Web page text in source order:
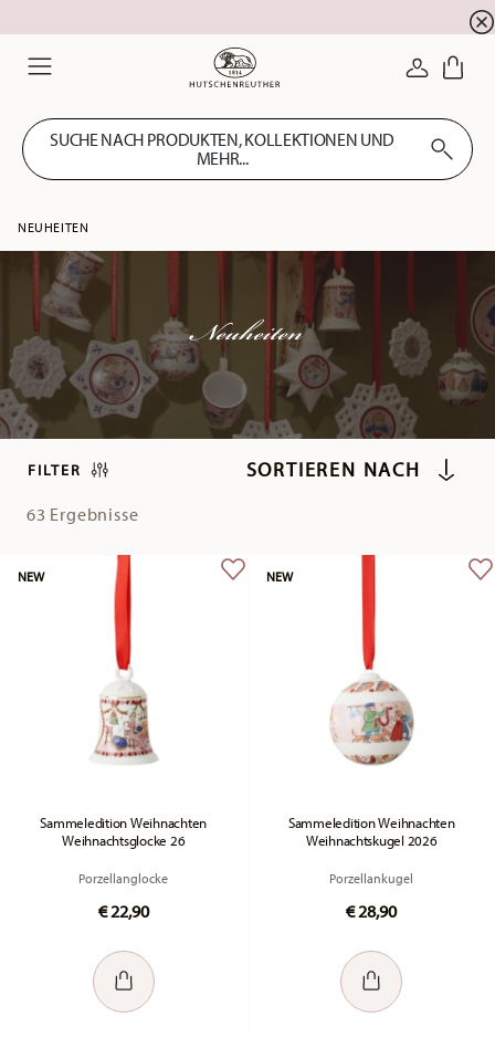
Summer SALE! Sichern Sie sich 5% EXTRA-
SUCHE NACH PRODUKTEN, KOLLEKTIONEN UND
MEHR...
NEUHEITEN
Neuheiten
FILTER
63 Ergebnisse
Sammeledition Weihnachten
Weihnachtsglocke 26
Porzellanglocke
€ 22,90
NEW
Sammeledition Weihnachten
Weihnachtskugel 2026
Porzellankugel
€ 28,90
NEW